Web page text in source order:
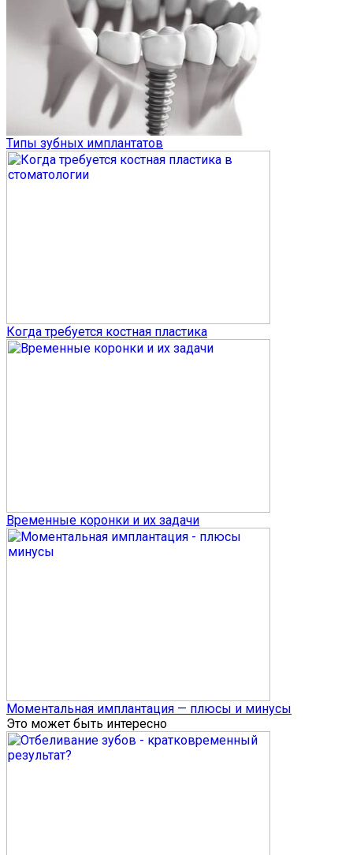
Типы зубных имплантатов
Когда требуется костная пластика
Временные коронки и их задачи
Моментальная имплантация — плюсы и минусы
Это может быть интересно